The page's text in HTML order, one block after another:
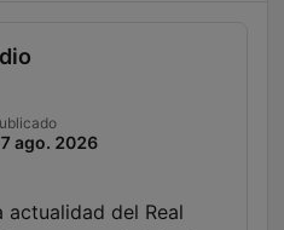
ago. 2026
actualidad del Real